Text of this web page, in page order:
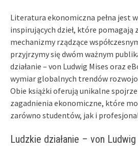
Literatura ekonomiczna pełna jest
inspirujących dzieł, które pomagają
mechanizmy rządzące
przyjrzymy się dwóm ważnym
działanie – von Ludwig Mises oraz
wymiar globalnych trendów
Obie książki oferują unikalne
zagadnienia ekonomiczne, które
zarówno studentów, jak i
Ludzkie działanie – von